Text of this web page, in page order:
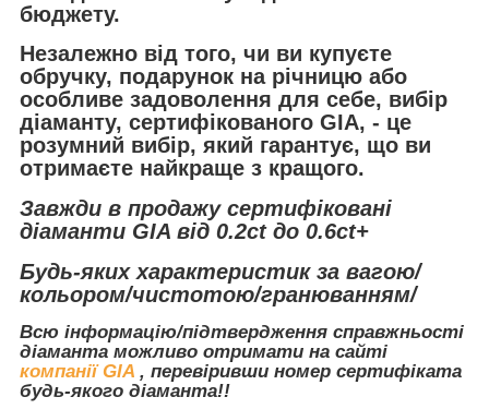
бюджету.
Незалежно від того, чи ви купуєте
обручку, подарунок на річницю або
особливе задоволення для себе, вибір
діаманту, сертифікованого GIA, - це
розумний вибір, який гарантує, що ви
отримаєте найкраще з кращого.
Завжди в продажу сертифіковані
діаманти GIA від 0.2ct до 0.6ct+
Будь-яких характеристик за вагою/
кольором/чистотою/гранюванням/
Всю інформацію/підтвердження справжньості
діаманта можливо отримати на сайті
компанії GIA , перевіривши номер сертифіката
будь-якого діаманта!!